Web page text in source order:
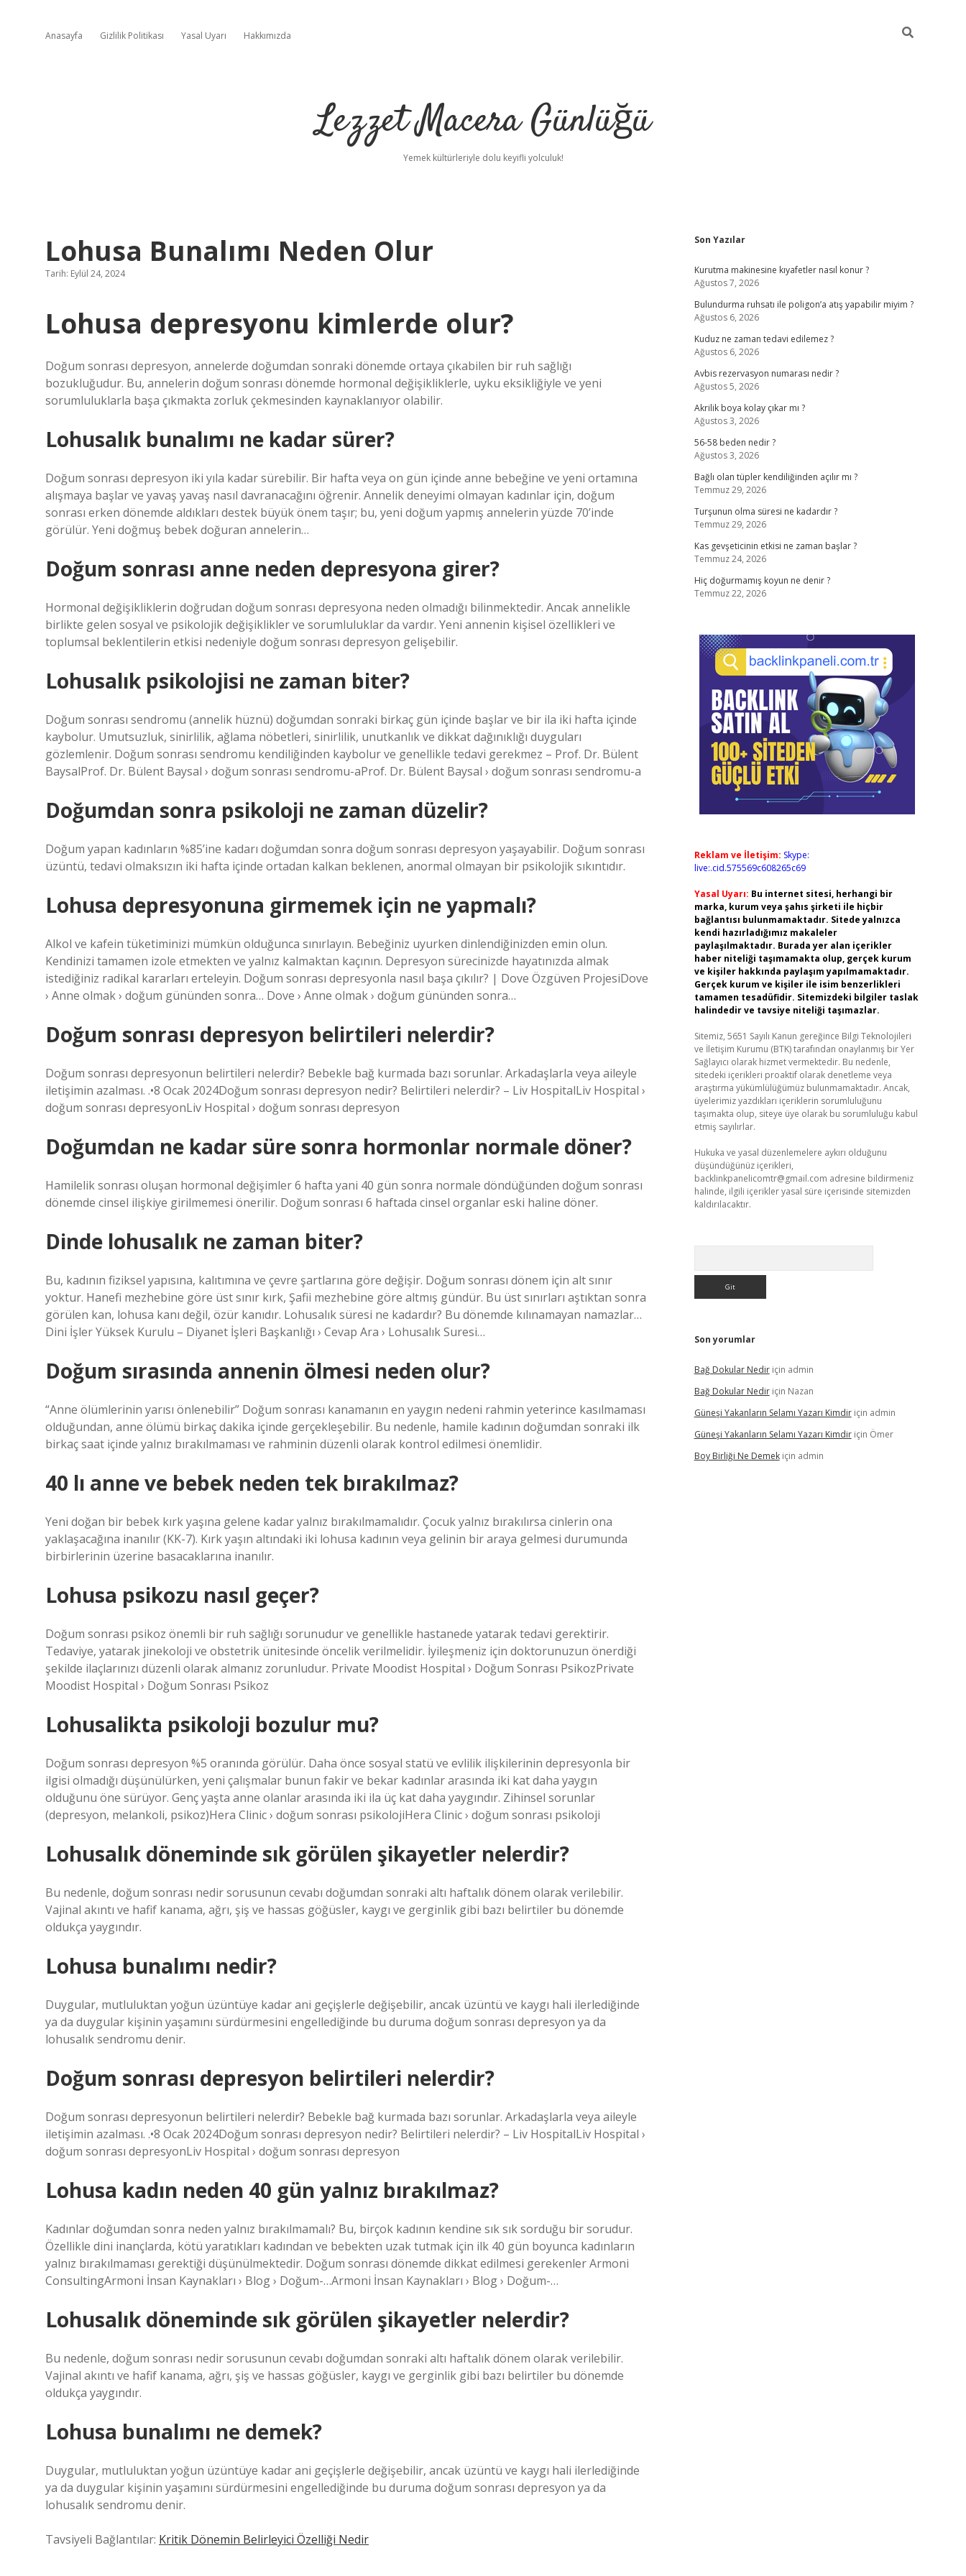
Anasayfa Gizlilik Politikası Yasal Uyarı Hakkımızda
Lezzet Macera Günlüğü
Yemek kültürleriyle dolu keyifli yolculuk!
Lohusa Bunalımı Neden Olur
Tarih: Eylül 24, 2024
Lohusa depresyonu kimlerde olur?
Doğum sonrası depresyon, annelerde doğumdan sonraki dönemde ortaya çıkabilen bir ruh sağlığı
bozukluğudur. Bu, annelerin doğum sonrası dönemde hormonal değişikliklerle, uyku eksikliğiyle ve yeni
sorumluluklarla başa çıkmakta zorluk çekmesinden kaynaklanıyor olabilir.
Lohusalık bunalımı ne kadar sürer?
Doğum sonrası depresyon iki yıla kadar sürebilir. Bir hafta veya on gün içinde anne bebeğine ve yeni ortamına
alışmaya başlar ve yavaş yavaş nasıl davranacağını öğrenir. Annelik deneyimi olmayan kadınlar için, doğum
sonrası erken dönemde aldıkları destek büyük önem taşır; bu, yeni doğum yapmış annelerin yüzde 70’inde
görülür. Yeni doğmuş bebek doğuran annelerin…
Doğum sonrası anne neden depresyona girer?
Hormonal değişikliklerin doğrudan doğum sonrası depresyona neden olmadığı bilinmektedir. Ancak annelikle
birlikte gelen sosyal ve psikolojik değişiklikler ve sorumluluklar da vardır. Yeni annenin kişisel özellikleri ve
toplumsal beklentilerin etkisi nedeniyle doğum sonrası depresyon gelişebilir.
Lohusalık psikolojisi ne zaman biter?
Doğum sonrası sendromu (annelik hüznü) doğumdan sonraki birkaç gün içinde başlar ve bir ila iki hafta içinde
kaybolur. Umutsuzluk, sinirlilik, ağlama nöbetleri, sinirlilik, unutkanlık ve dikkat dağınıklığı duyguları
gözlemlenir. Doğum sonrası sendromu kendiliğinden kaybolur ve genellikle tedavi gerekmez – Prof. Dr. Bülent
BaysalProf. Dr. Bülent Baysal › doğum sonrası sendromu-aProf. Dr. Bülent Baysal › doğum sonrası sendromu-a
Doğumdan sonra psikoloji ne zaman düzelir?
Doğum yapan kadınların %85’ine kadarı doğumdan sonra doğum sonrası depresyon yaşayabilir. Doğum sonrası
üzüntü, tedavi olmaksızın iki hafta içinde ortadan kalkan beklenen, anormal olmayan bir psikolojik sıkıntıdır.
Lohusa depresyonuna girmemek için ne yapmalı?
Alkol ve kafein tüketiminizi mümkün olduğunca sınırlayın. Bebeğiniz uyurken dinlendiğinizden emin olun.
Kendinizi tamamen izole etmekten ve yalnız kalmaktan kaçının. Depresyon sürecinizde hayatınızda almak
istediğiniz radikal kararları erteleyin. Doğum sonrası depresyonla nasıl başa çıkılır? | Dove Özgüven ProjesiDove
› Anne olmak › doğum gününden sonra… Dove › Anne olmak › doğum gününden sonra…
Doğum sonrası depresyon belirtileri nelerdir?
Doğum sonrası depresyonun belirtileri nelerdir? Bebekle bağ kurmada bazı sorunlar. Arkadaşlarla veya aileyle
iletişimin azalması. .•8 Ocak 2024Doğum sonrası depresyon nedir? Belirtileri nelerdir? – Liv HospitalLiv Hospital ›
doğum sonrası depresyonLiv Hospital › doğum sonrası depresyon
Doğumdan ne kadar süre sonra hormonlar normale döner?
Hamilelik sonrası oluşan hormonal değişimler 6 hafta yani 40 gün sonra normale döndüğünden doğum sonrası
dönemde cinsel ilişkiye girilmemesi önerilir. Doğum sonrası 6 haftada cinsel organlar eski haline döner.
Dinde lohusalık ne zaman biter?
Bu, kadının fiziksel yapısına, kalıtımına ve çevre şartlarına göre değişir. Doğum sonrası dönem için alt sınır
yoktur. Hanefi mezhebine göre üst sınır kırk, Şafii mezhebine göre altmış gündür. Bu üst sınırları aştıktan sonra
görülen kan, lohusa kanı değil, özür kanıdır. Lohusalık süresi ne kadardır? Bu dönemde kılınamayan namazlar…
Dini İşler Yüksek Kurulu – Diyanet İşleri Başkanlığı › Cevap Ara › Lohusalık Suresi…
Doğum sırasında annenin ölmesi neden olur?
“Anne ölümlerinin yarısı önlenebilir” Doğum sonrası kanamanın en yaygın nedeni rahmin yeterince kasılmaması
olduğundan, anne ölümü birkaç dakika içinde gerçekleşebilir. Bu nedenle, hamile kadının doğumdan sonraki ilk
birkaç saat içinde yalnız bırakılmaması ve rahminin düzenli olarak kontrol edilmesi önemlidir.
40 lı anne ve bebek neden tek bırakılmaz?
Yeni doğan bir bebek kırk yaşına gelene kadar yalnız bırakılmamalıdır. Çocuk yalnız bırakılırsa cinlerin ona
yaklaşacağına inanılır (KK-7). Kırk yaşın altındaki iki lohusa kadının veya gelinin bir araya gelmesi durumunda
birbirlerinin üzerine basacaklarına inanılır.
Lohusa psikozu nasıl geçer?
Doğum sonrası psikoz önemli bir ruh sağlığı sorunudur ve genellikle hastanede yatarak tedavi gerektirir.
Tedaviye, yatarak jinekoloji ve obstetrik ünitesinde öncelik verilmelidir. İyileşmeniz için doktorunuzun önerdiği
şekilde ilaçlarınızı düzenli olarak almanız zorunludur. Private Moodist Hospital › Doğum Sonrası PsikozPrivate
Moodist Hospital › Doğum Sonrası Psikoz
Lohusalikta psikoloji bozulur mu?
Doğum sonrası depresyon %5 oranında görülür. Daha önce sosyal statü ve evlilik ilişkilerinin depresyonla bir
ilgisi olmadığı düşünülürken, yeni çalışmalar bunun fakir ve bekar kadınlar arasında iki kat daha yaygın
olduğunu öne sürüyor. Genç yaşta anne olanlar arasında iki ila üç kat daha yaygındır. Zihinsel sorunlar
(depresyon, melankoli, psikoz)Hera Clinic › doğum sonrası psikolojiHera Clinic › doğum sonrası psikoloji
Lohusalık döneminde sık görülen şikayetler nelerdir?
Bu nedenle, doğum sonrası nedir sorusunun cevabı doğumdan sonraki altı haftalık dönem olarak verilebilir.
Vajinal akıntı ve hafif kanama, ağrı, şiş ve hassas göğüsler, kaygı ve gerginlik gibi bazı belirtiler bu dönemde
oldukça yaygındır.
Lohusa bunalımı nedir?
Duygular, mutluluktan yoğun üzüntüye kadar ani geçişlerle değişebilir, ancak üzüntü ve kaygı hali ilerlediğinde
ya da duygular kişinin yaşamını sürdürmesini engellediğinde bu duruma doğum sonrası depresyon ya da
lohusalık sendromu denir.
Doğum sonrası depresyon belirtileri nelerdir?
Doğum sonrası depresyonun belirtileri nelerdir? Bebekle bağ kurmada bazı sorunlar. Arkadaşlarla veya aileyle
iletişimin azalması. .•8 Ocak 2024Doğum sonrası depresyon nedir? Belirtileri nelerdir? – Liv HospitalLiv Hospital ›
doğum sonrası depresyonLiv Hospital › doğum sonrası depresyon
Lohusa kadın neden 40 gün yalnız bırakılmaz?
Kadınlar doğumdan sonra neden yalnız bırakılmamalı? Bu, birçok kadının kendine sık sık sorduğu bir sorudur.
Özellikle dini inançlarda, kötü yaratıkları kadından ve bebekten uzak tutmak için ilk 40 gün boyunca kadınların
yalnız bırakılmaması gerektiği düşünülmektedir. Doğum sonrası dönemde dikkat edilmesi gerekenler Armoni
ConsultingArmoni İnsan Kaynakları › Blog › Doğum-…Armoni İnsan Kaynakları › Blog › Doğum-…
Lohusalık döneminde sık görülen şikayetler nelerdir?
Bu nedenle, doğum sonrası nedir sorusunun cevabı doğumdan sonraki altı haftalık dönem olarak verilebilir.
Vajinal akıntı ve hafif kanama, ağrı, şiş ve hassas göğüsler, kaygı ve gerginlik gibi bazı belirtiler bu dönemde
oldukça yaygındır.
Lohusa bunalımı ne demek?
Duygular, mutluluktan yoğun üzüntüye kadar ani geçişlerle değişebilir, ancak üzüntü ve kaygı hali ilerlediğinde
ya da duygular kişinin yaşamını sürdürmesini engellediğinde bu duruma doğum sonrası depresyon ya da
lohusalık sendromu denir.
Tavsiyeli Bağlantılar: Kritik Dönemin Belirleyici Özelliği Nedir
Sidebar
Son Yazılar
Kurutma makinesine kıyafetler nasıl konur ?
Ağustos 7, 2026
Bulundurma ruhsatı ile poligon’a atış yapabilir miyim ?
Ağustos 6, 2026
Kuduz ne zaman tedavi edilemez ?
Ağustos 6, 2026
Avbis rezervasyon numarası nedir ?
Ağustos 5, 2026
Akrilik boya kolay çıkar mı ?
Ağustos 3, 2026
56-58 beden nedir ?
Ağustos 3, 2026
Bağlı olan tüpler kendiliğinden açılır mı ?
Temmuz 29, 2026
Turşunun olma süresi ne kadardır ?
Temmuz 29, 2026
Kas gevşeticinin etkisi ne zaman başlar ?
Temmuz 24, 2026
Hiç doğurmamış koyun ne denir ?
Temmuz 22, 2026
Reklam ve İletişim: Skype:
live:.cid.575569c608265c69
Yasal Uyarı: Bu internet sitesi, herhangi bir
marka, kurum veya şahıs şirketi ile hiçbir
bağlantısı bulunmamaktadır. Sitede yalnızca
kendi hazırladığımız makaleler
paylaşılmaktadır. Burada yer alan içerikler
haber niteliği taşımamakta olup, gerçek kurum
ve kişiler hakkında paylaşım yapılmamaktadır.
Gerçek kurum ve kişiler ile isim benzerlikleri
tamamen tesadüfidir. Sitemizdeki bilgiler taslak
halindedir ve tavsiye niteliği taşımazlar.
Sitemiz, 5651 Sayılı Kanun gereğince Bilgi Teknolojileri
ve İletişim Kurumu (BTK) tarafından onaylanmış bir Yer
Sağlayıcı olarak hizmet vermektedir. Bu nedenle,
sitedeki içerikleri proaktif olarak denetleme veya
araştırma yükümlülüğümüz bulunmamaktadır. Ancak,
üyelerimiz yazdıkları içeriklerin sorumluluğunu
taşımakta olup, siteye üye olarak bu sorumluluğu kabul
etmiş sayılırlar.
Hukuka ve yasal düzenlemelere aykırı olduğunu
düşündüğünüz içerikleri,
backlinkpanelicomtr@gmail.com adresine bildirmeniz
halinde, ilgili içerikler yasal süre içerisinde sitemizden
kaldırılacaktır.
Son yorumlar
Bağ Dokular Nediriçin admin
Bağ Dokular Nediriçin Nazan
Güneşi Yakanların Selamı Yazarı Kimdiriçin admin
Güneşi Yakanların Selamı Yazarı Kimdiriçin Ömer
Boy Birliği Ne Demekiçin admin